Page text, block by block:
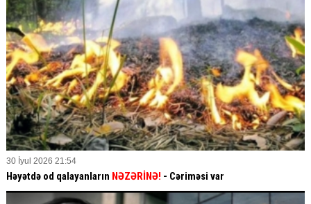
30 İyul 2026 21:54
Həyətdə od qalayanların NƏZƏRİNƏ! - Cəriməsi var